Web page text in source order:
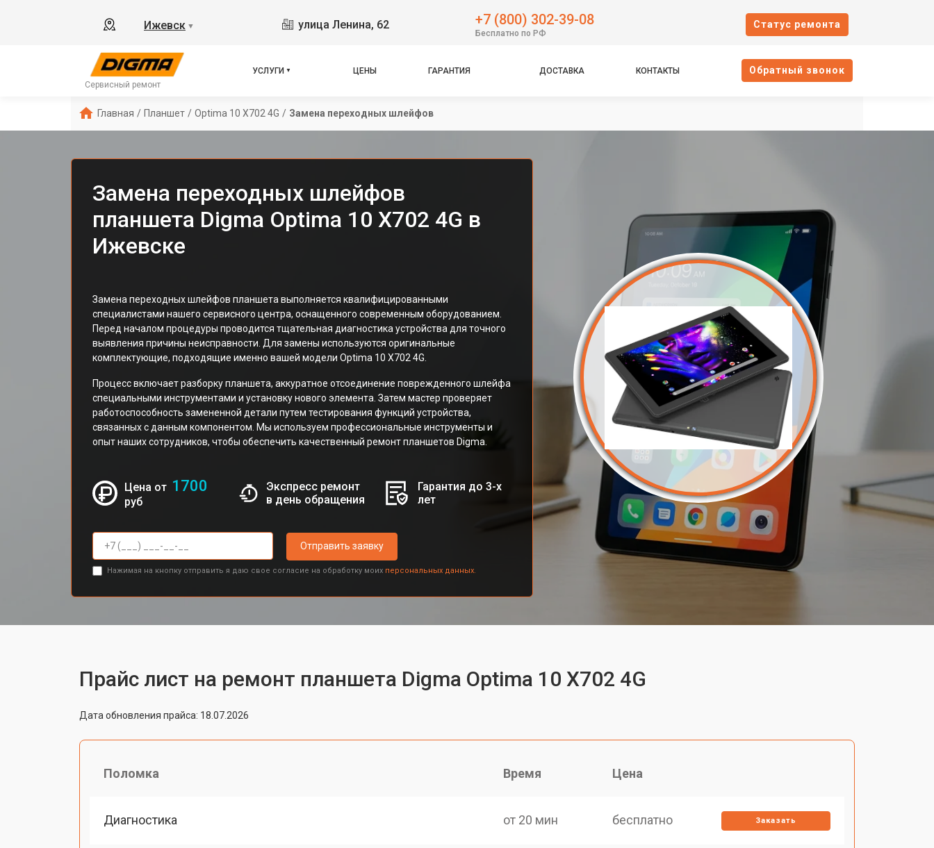
Ижевск ▼ улица Ленина, 62 +7 (800) 302-39-08
Бесплатно по РФ
Cтатус ремонта
Сервисный ремонт
УСЛУГИ ЦЕНЫ ГАРАНТИЯ ДОСТАВКА КОНТАКТЫ Oбратный звонок
Главная / Планшет / Optima 10 X702 4G / Замена переходных шлейфов
Замена переходных шлейфов
планшета Digma Optima 10 X702 4G в
Ижевске
Замена переходных шлейфов планшета выполняется квалифицированными
специалистами нашего сервисного центра, оснащенного современным оборудованием.
Перед началом процедуры проводится тщательная диагностика устройства для точного
выявления причины неисправности. Для замены используются оригинальные
комплектующие, подходящие именно вашей модели Optima 10 X702 4G.
Процесс включает разборку планшета, аккуратное отсоединение поврежденного шлейфа
специальными инструментами и установку нового элемента. Затем мастер проверяет
работоспособность замененной детали путем тестирования функций устройства,
связанных с данным компонентом. Мы используем профессиональные инструменты и
опыт наших сотрудников, чтобы обеспечить качественный ремонт планшетов Digma.
Цена от 1700
руб
Экспресс ремонт
в день обращения
Гарантия до 3-х
лет
Отправить заявку
Нажимая на кнопку отправить я даю свое согласие на обработку моих персональных данных.
Прайс лист на ремонт планшета Digma Optima 10 X702 4G
Дата обновления прайса: 18.07.2026
Поломка Время Цена
Диагностика от 20 мин бесплатно Заказать